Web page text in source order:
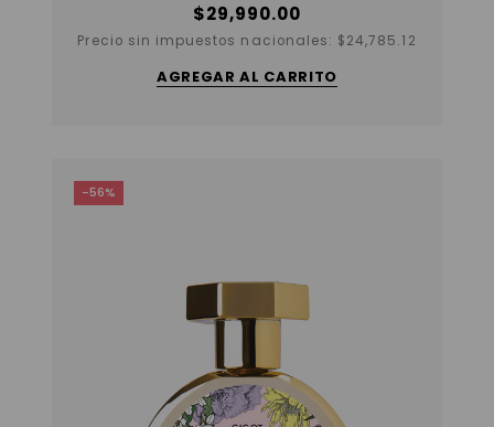
$29,990.00
Precio sin impuestos nacionales: $24,785.12
AGREGAR AL CARRITO
-56%